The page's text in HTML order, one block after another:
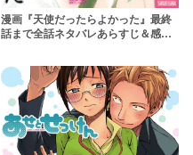
漫画『天使だったらよかった』最終
話まで全話ネタバレあらすじ＆感